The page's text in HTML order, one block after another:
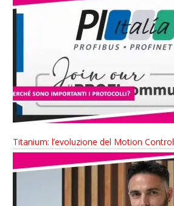
Titanium: l’evoluzione del Motion Control